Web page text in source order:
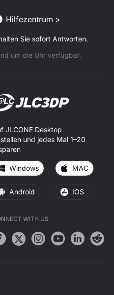
Hilfezentrum >
Sie sofort Antworten.
um die Uhr verfügbar.
JLCONE Desktop
und jedes Mal 1–20
Windows MAC
Android IOS
WITH US